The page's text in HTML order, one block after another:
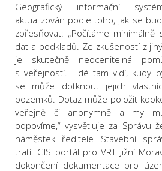
Geografický informační
aktualizován podle toho, jak se
zpřesňovat: „Počítáme minimálně
dat a podkladů. Ze zkušeností z
je skutečně neocenitelná
s veřejností. Lidé tam vidí, kudy
se může dotknout jejich
pozemků. Dotaz může položit
veřejně či anonymně a my
odpovíme,“ vysvětluje za Správu
náměstek ředitele Stavební
tratí. GIS portál pro VRT Jižní
dokončení dokumentace pro